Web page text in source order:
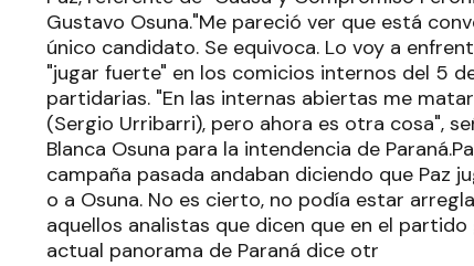
Gustavo Osuna."Me pareció ver que está
único candidato. Se equivoca. Lo voy a
"jugar fuerte" en los comicios internos del 5
partidarias. "En las internas abiertas me
(Sergio Urribarri), pero ahora es otra cosa",
Blanca Osuna para la intendencia de
campaña pasada andaban diciendo que Paz
o a Osuna. No es cierto, no podía estar
aquellos analistas que dicen que en el
actual panorama de Paraná dice otr